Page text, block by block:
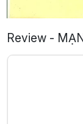
Review -